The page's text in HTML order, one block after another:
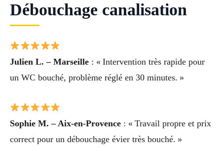
Débouchage canalisation
Julien L. – Marseille : « Intervention très rapide pour
un WC bouché, problème réglé en 30 minutes. »
Sophie M. – Aix-en-Provence : « Travail propre et prix
correct pour un débouchage évier très bouché. »